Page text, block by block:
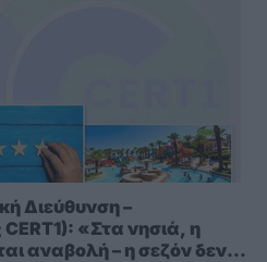
Διεύθυνση –
«Στα νησιά, η
αναβολή – η σεζόν δεν